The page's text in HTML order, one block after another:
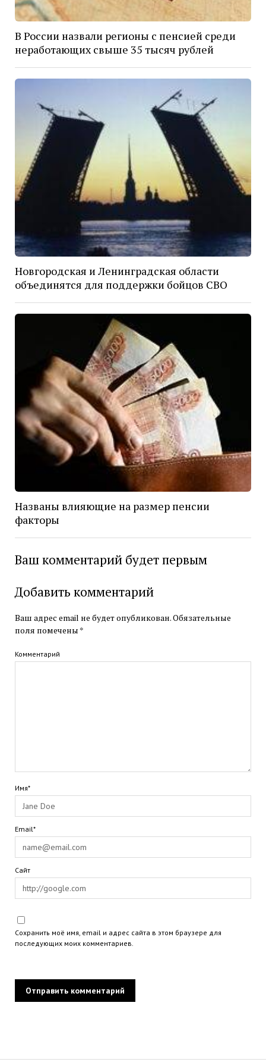
В России назвали регионы с пенсией среди
неработающих свыше 35 тысяч рублей
Новгородская и Ленинградская области
объединятся для поддержки бойцов СВО
Названы влияющие на размер пенсии
факторы
Ваш комментарий будет первым
Добавить комментарий
Ваш адрес email не будет опубликован.Обязательные
поля помечены *
Комментарий
Имя*
Email*
Сайт
Сохранить моё имя, email и адрес сайта в этом браузере для
последующих моих комментариев.